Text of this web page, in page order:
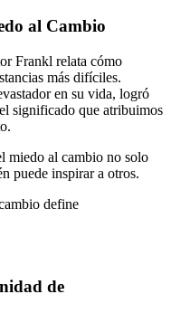
al Cambio
Frankl relata cómo
más difíciles.
en su vida, logró
significado que atribuimos
miedo al cambio no solo
puede inspirar a otros.
define
de